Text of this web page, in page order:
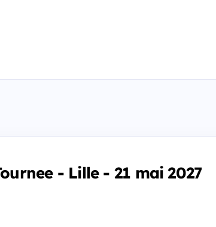
- Lille - 21 mai 2027